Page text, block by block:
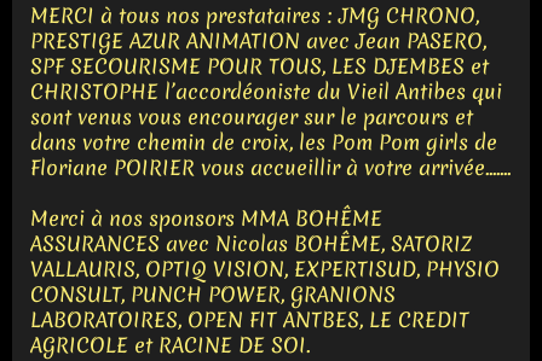
MERCI à tous nos prestataires : JMG CHRONO,
PRESTIGE AZUR ANIMATION avec Jean PASERO,
SPF SECOURISME POUR TOUS, LES DJEMBES et
CHRISTOPHE l’accordéoniste du Vieil Antibes qui
sont venus vous encourager sur le parcours et
dans votre chemin de croix, les Pom Pom girls de
Floriane POIRIER vous accueillir à votre arrivée.......
Merci à nos sponsors MMA BOHÊME
ASSURANCES avec Nicolas BOHÊME, SATORIZ
VALLAURIS, OPTIQ VISION, EXPERTISUD, PHYSIO
CONSULT, PUNCH POWER, GRANIONS
LABORATOIRES, OPEN FIT ANTBES, LE CREDIT
AGRICOLE et RACINE DE SOI.